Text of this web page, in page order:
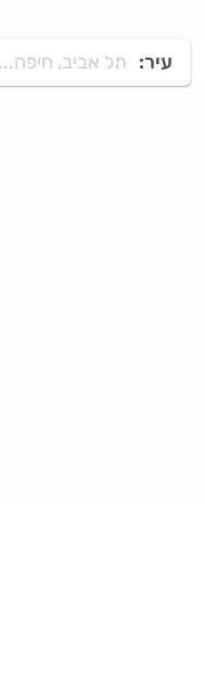
עיר: תל אביב, חיפה...